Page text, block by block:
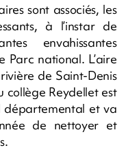
sont associés, les
à l’instar de
envahissantes
national. L’aire
de Saint-Denis
collège Reydellet est
départemental et va
de nettoyer et